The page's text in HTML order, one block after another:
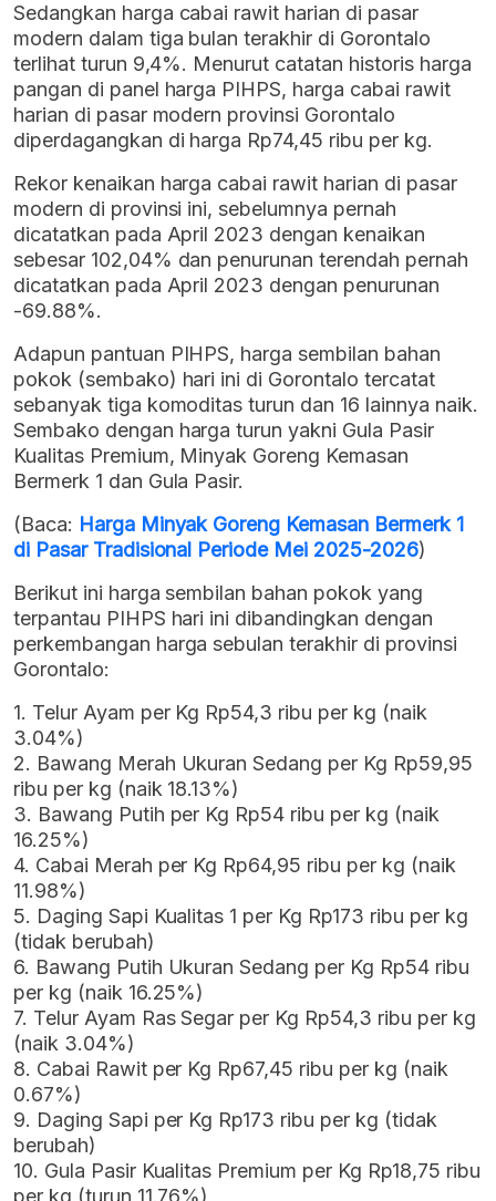
Sedangkan harga cabai rawit harian di pasar
modern dalam tiga bulan terakhir di Gorontalo
terlihat turun 9,4%. Menurut catatan historis harga
pangan di panel harga PIHPS, harga cabai rawit
harian di pasar modern provinsi Gorontalo
diperdagangkan di harga Rp74,45 ribu per kg.
Rekor kenaikan harga cabai rawit harian di pasar
modern di provinsi ini, sebelumnya pernah
dicatatkan pada April 2023 dengan kenaikan
sebesar 102,04% dan penurunan terendah pernah
dicatatkan pada April 2023 dengan penurunan
-69.88%.
Adapun pantuan PIHPS, harga sembilan bahan
pokok (sembako) hari ini di Gorontalo tercatat
sebanyak tiga komoditas turun dan 16 lainnya naik.
Sembako dengan harga turun yakni Gula Pasir
Kualitas Premium, Minyak Goreng Kemasan
Bermerk 1 dan Gula Pasir.
(Baca: Harga Minyak Goreng Kemasan Bermerk 1
di Pasar Tradisional Periode Mei 2025-2026)
Berikut ini harga sembilan bahan pokok yang
terpantau PIHPS hari ini dibandingkan dengan
perkembangan harga sebulan terakhir di provinsi
Gorontalo:
1. Telur Ayam per Kg Rp54,3 ribu per kg (naik
3.04%)
2. Bawang Merah Ukuran Sedang per Kg Rp59,95
ribu per kg (naik 18.13%)
3. Bawang Putih per Kg Rp54 ribu per kg (naik
16.25%)
4. Cabai Merah per Kg Rp64,95 ribu per kg (naik
11.98%)
5. Daging Sapi Kualitas 1 per Kg Rp173 ribu per kg
(tidak berubah)
6. Bawang Putih Ukuran Sedang per Kg Rp54 ribu
per kg (naik 16.25%)
7. Telur Ayam Ras Segar per Kg Rp54,3 ribu per kg
(naik 3.04%)
8. Cabai Rawit per Kg Rp67,45 ribu per kg (naik
0.67%)
9. Daging Sapi per Kg Rp173 ribu per kg (tidak
berubah)
10. Gula Pasir Kualitas Premium per Kg Rp18,75 ribu
per kg (turun 11.76%)